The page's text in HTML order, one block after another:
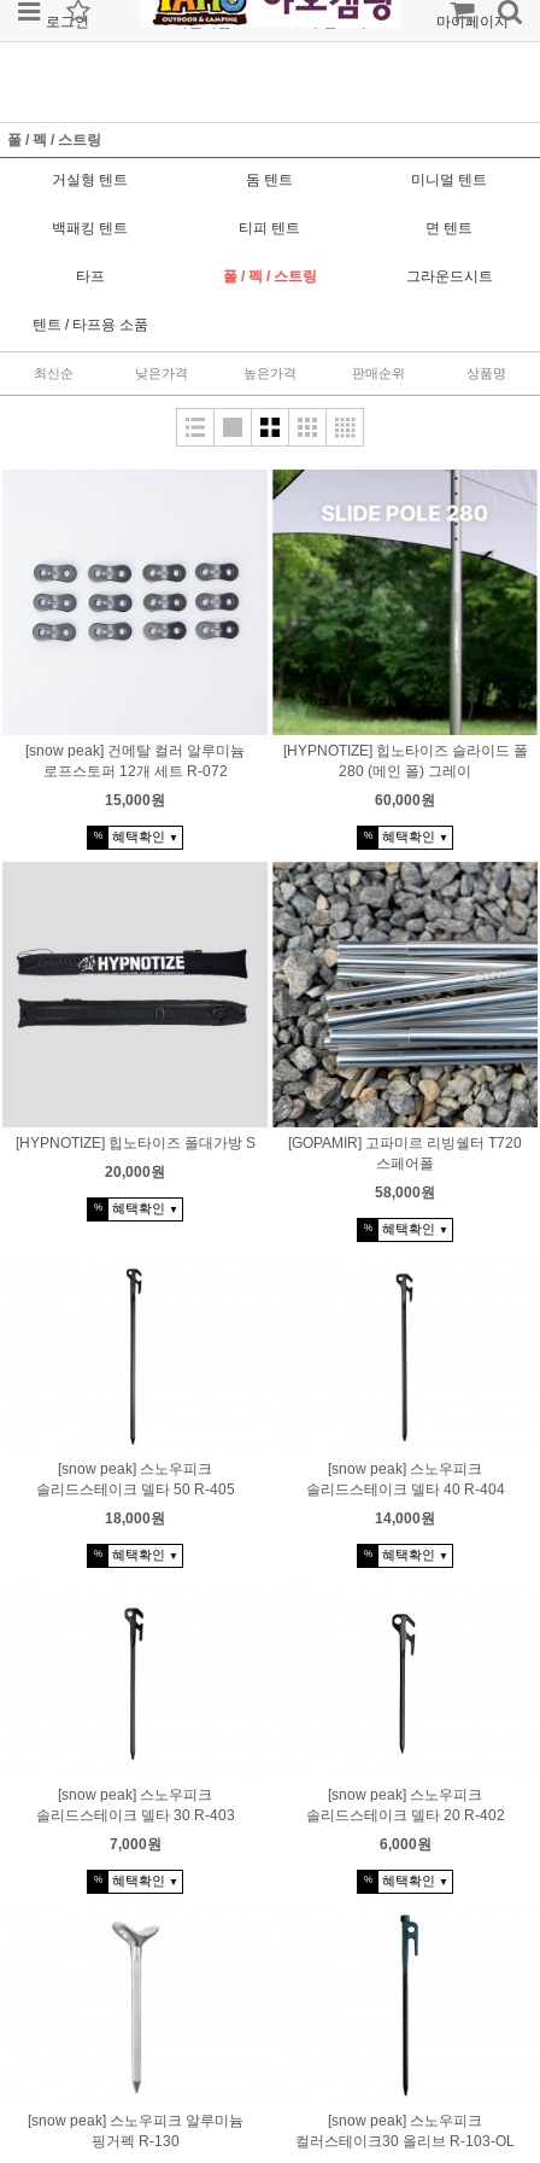
로그인 회원가입 주문조회 마이페이지
폴 / 펙 / 스트링
거실형 텐트 돔 텐트 미니멀 텐트
백패킹 텐트 티피 텐트 면 텐트
타프 폴 / 펙 / 스트링 그라운드시트
텐트 / 타프용 소품
최신순 낮은가격 높은가격 판매순위 상품명
[snow peak] 건메탈 컬러 알루미늄
로프스토퍼 12개 세트 R-072
15,000원
% 혜택확인 ▼
[HYPNOTIZE] 힙노타이즈 슬라이드 폴
280 (메인 폴) 그레이
60,000원
% 혜택확인 ▼
[HYPNOTIZE] 힙노타이즈 폴대가방 S
20,000원
% 혜택확인 ▼
[GOPAMIR] 고파미르 리빙쉘터 T720
스페어폴
58,000원
% 혜택확인 ▼
[snow peak] 스노우피크
솔리드스테이크 델타 50 R-405
18,000원
% 혜택확인 ▼
[snow peak] 스노우피크
솔리드스테이크 델타 40 R-404
14,000원
% 혜택확인 ▼
[snow peak] 스노우피크
솔리드스테이크 델타 30 R-403
7,000원
% 혜택확인 ▼
[snow peak] 스노우피크
솔리드스테이크 델타 20 R-402
6,000원
% 혜택확인 ▼
[snow peak] 스노우피크 알루미늄
핑거펙 R-130
[snow peak] 스노우피크
컬러스테이크30 올리브 R-103-OL